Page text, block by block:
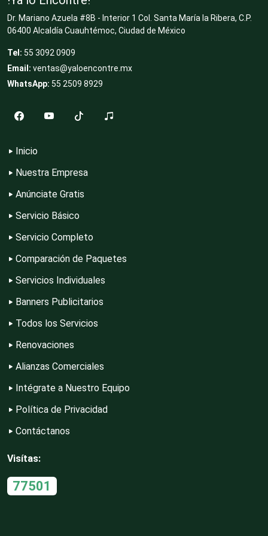
Depósitos Dentales
Desperdicios Industriales
Dulcerías
Edecanes
Editores
Dr. Mariano Azuela #8B - Interior 1 Col. Santa María la Ribera, C.P.
06400 Alcaldía Cuauhtémoc, Ciudad de México
Tel: 55 3092 0909
Email: ventas@yaloencontre.mx
WhatsApp: 55 2509 8929
Inicio
Nuestra Empresa
Anúnciate Gratis
Servicio Básico
Servicio Completo
Comparación de Paquetes
Servicios Individuales
Banners Publicitarios
Todos los Servicios
Renovaciones
Alianzas Comerciales
Intégrate a Nuestro Equipo
Política de Privacidad
Contáctanos
Visítas:
77501